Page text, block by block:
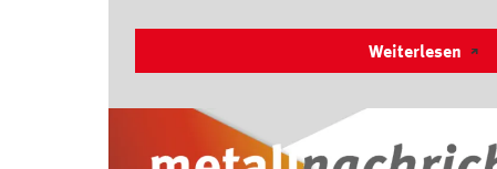
Weiterlesen